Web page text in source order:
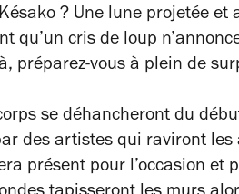
? Une lune projetée et
qu’un cris de loup
préparez-vous à plein de
se déhancheront du
des artistes qui raviront les
présent pour l’occasion et